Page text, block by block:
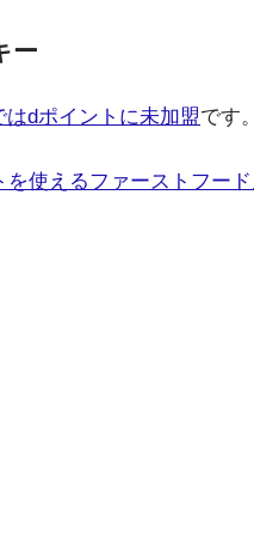
ー
dポイントに未加盟です。
を使えるファーストフー